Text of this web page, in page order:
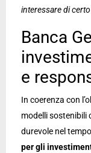
interessare di certo
Banca
e
In coerenza con
modelli sostenibili
durevole nel
per gli